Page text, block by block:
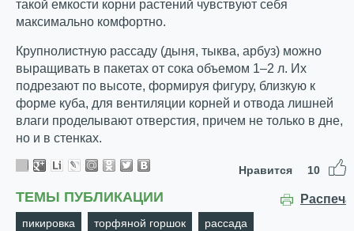
такой емкости корни растений чувствуют себя
максимально комфортно.
Крупнолистную рассаду (дыня, тыква, арбуз) можно
выращивать в пакетах от сока объемом 1–2 л. Их
подрезают по высоте, формируя фигуру, близкую к
форме куба, для вентиляции корней и отвода лишней
влаги проделывают отверстия, причем не только в дне,
но и в стенках.
Нравится 10
ТЕМЫ ПУБЛИКАЦИИ
пикировка торфяной горшок рассада